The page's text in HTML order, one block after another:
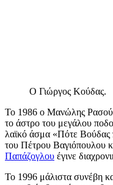
Ο Γιώργος Κούδας.
Το 1986 ο Μανώλης
το άστρο του μεγάλου
λαϊκό άσμα «Πότε Βούδας
του Πέτρου Βαγιόπουλου
Παπάζογλου έγινε
Το 1996 μάλιστα συνέβη